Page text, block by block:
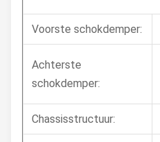
Voorste schokdemper:
Achterste
schokdemper:
Chassisstructuur: